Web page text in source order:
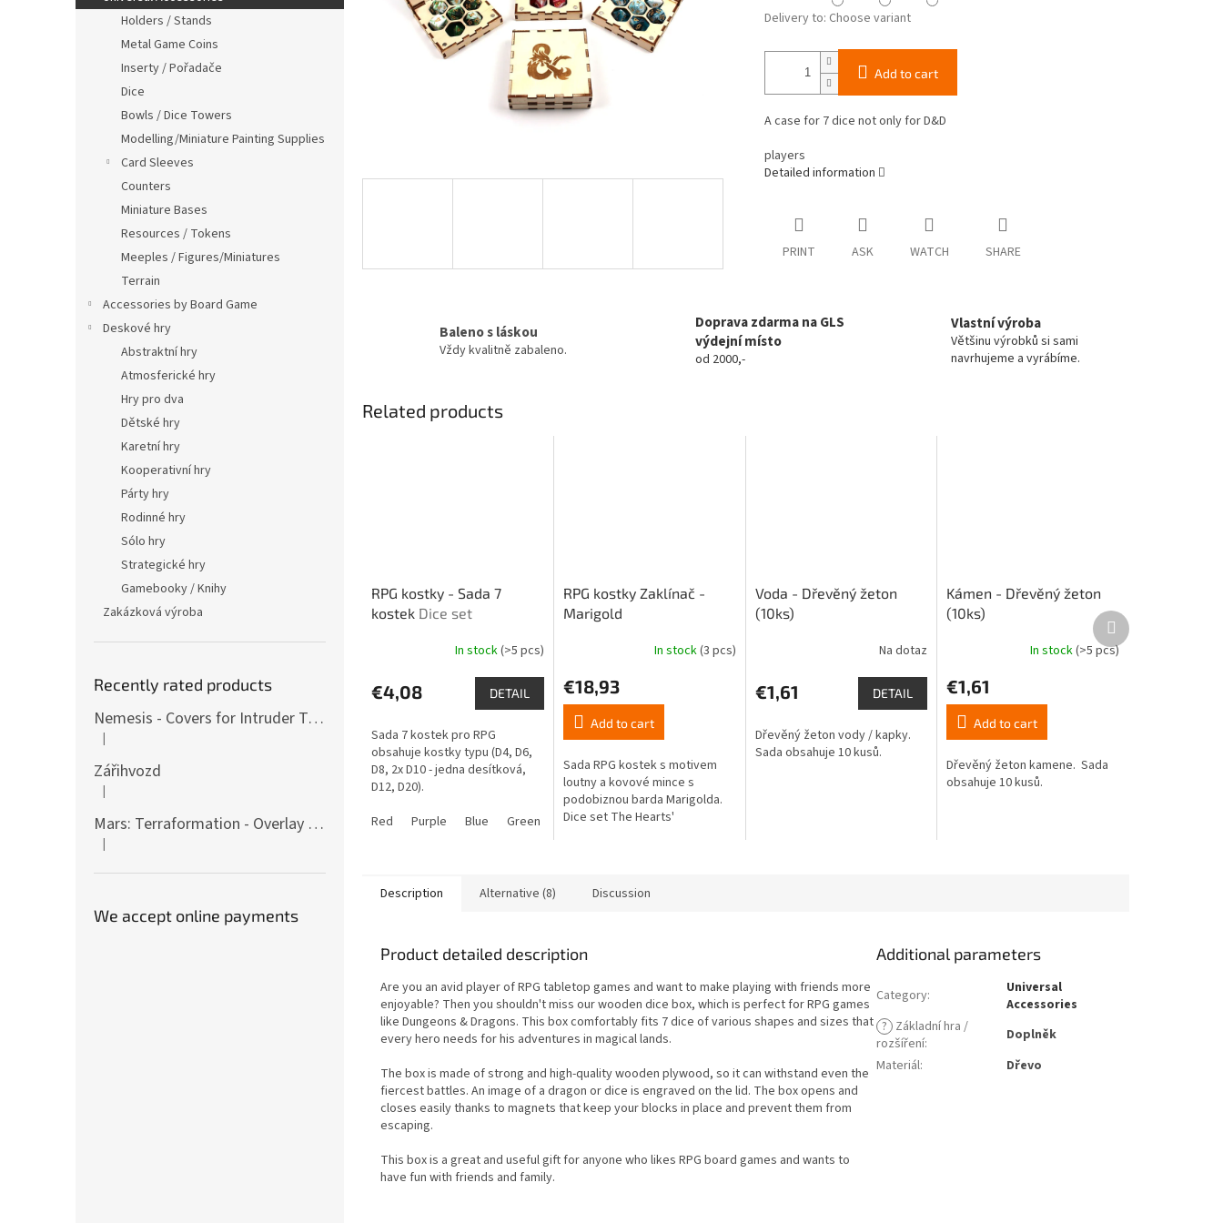
Holders / Stands
Metal Game Coins
Inserty / Pořadače
Dice
Bowls / Dice Towers
Modelling/Miniature Painting Supplies
Card Sleeves
Counters
Miniature Bases
Resources / Tokens
Meeples / Figures/Miniatures
Terrain
Accessories by Board Game
Deskové hry
Abstraktní hry
Atmosferické hry
Hry pro dva
Dětské hry
Karetní hry
Kooperativní hry
Párty hry
Rodinné hry
Sólo hry
Strategické hry
Gamebooky / Knihy
Zakázková výroba
Recently rated products
Nemesis - Covers for Intruder Tokens (variants also for expansion / Lockdown)
The product rating is 4 out of 5 stars.
|
Zářihvozd
The product rating is 5 out of 5 stars.
|
Mars: Terraformation - Overlay on colony tiles
The product rating is 5 out of 5 stars.
|
We accept online payments
Delivery to: Choose variant
Add to cart
A case for 7 dice not only for D&D
players
Detailed information
PRINT ASK WATCH SHARE
Baleno s láskou
Vždy kvalitně zabaleno.
Doprava zdarma na GLS
výdejní místo
od 2000,-
Vlastní výroba
Většinu výrobků si sami
navrhujeme a vyrábíme.
Related products
RPG kostky - Sada 7
kostek Dice set
product
rating
5,0
out
of
5
In stock(>5 pcs)
€4,08 DETAIL
Sada 7 kostek pro RPG
obsahuje kostky typu (D4, D6,
D8, 2x D10 - jedna desítková,
D12, D20).
Red
Purple Blue Green Yellow
RPG kostky Zaklínač -
Marigold
In stock(3 pcs)
€18,93
Add to cart
Sada RPG kostek s motivem
loutny a kovové mince s
podobiznou barda Marigolda.
Dice set The Hearts'
Voda - Dřevěný žeton
(10ks)
product
rating
5,0
out
Na dotaz
€1,61 DETAIL
Dřevěný žeton vody / kapky.
Sada obsahuje 10 kusů.
Kámen - Dřevěný žeton
(10ks)
In stock(>5 pcs)
€1,61
Add to cart
Dřevěný žeton kamene. Sada
obsahuje 10 kusů.
Next
product
Description Alternative (8) Discussion
Product detailed description
Are you an avid player of RPG tabletop games and want to make playing with friends more
enjoyable? Then you shouldn't miss our wooden dice box, which is perfect for RPG games
like Dungeons & Dragons. This box comfortably fits 7 dice of various shapes and sizes that
every hero needs for his adventures in magical lands.
The box is made of strong and high-quality wooden plywood, so it can withstand even the
fiercest battles. An image of a dragon or dice is engraved on the lid. The box opens and
closes easily thanks to magnets that keep your blocks in place and prevent them from
escaping.
This box is a great and useful gift for anyone who likes RPG board games and wants to
have fun with friends and family.
Additional parameters
Category:
Universal
Accessories
? Základní hra /
rozšíření:
Doplněk
Materiál: Dřevo